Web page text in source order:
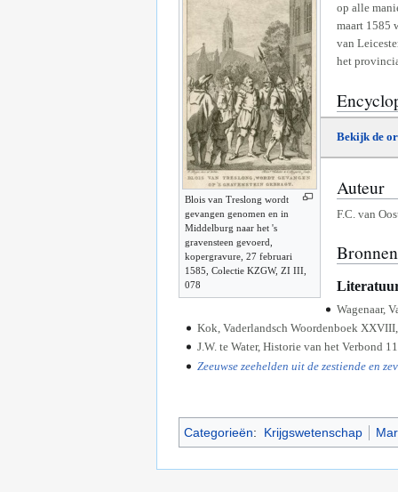
Blois van Treslong wordt
gevangen genomen en in
Middelburg naar het 's
gravensteen gevoerd,
kopergravure, 27 februari
1585, Colectie KZGW, ZI III,
078
op alle
maart 1585
van
het
Bekijk de
Auteur
F.C. van
Bronnen
Wagenaar,
Kok, Vaderlandsch Woordenboek
J.W. te Water, Historie van het Verbond
Zeeuwse zeehelden uit de zestiende en
Categorieën: Krijgswetenschap